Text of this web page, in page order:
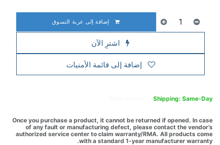
إضافة إلى عربة التسوق
اشترِ الآن
إضافة إلى قائمة الأمنيات
Shipping: Same-Day
Once you purchase a product, it cannot be returned if opened. In case
of any fault or manufacturing defect, please contact the vendor’s
authorized service center to claim warranty/RMA. All products come
with a standard 1-year manufacturer warranty.